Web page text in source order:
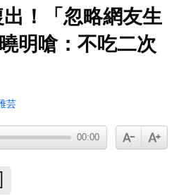
！「忽略網友生
明嗆：不吃二次
芸
00:00